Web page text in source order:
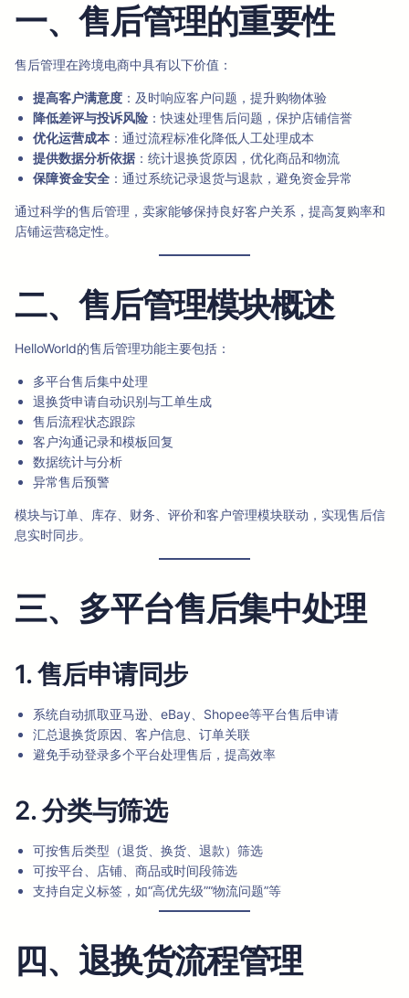
一、售后管理的重要性
售后管理在跨境电商中具有以下价值：
提高客户满意度 ：及时响应客户问题，提升购物体验
降低差评与投诉风险 ：快速处理售后问题，保护店铺信誉
优化运营成本 ：通过流程标准化降低人工处理成本
提供数据分析依据 ：统计退换货原因，优化商品和物流
保障资金安全 ：通过系统记录退货与退款，避免资金异常
通过科学的售后管理，卖家能够保持良好客户关系，提高复购率和
店铺运营稳定性。
二、售后管理模块概述
HelloWorld的售后管理功能主要包括：
多平台售后集中处理
退换货申请自动识别与工单生成
售后流程状态跟踪
客户沟通记录和模板回复
数据统计与分析
异常售后预警
模块与订单、库存、财务、评价和客户管理模块联动，实现售后信
息实时同步。
三、多平台售后集中处理
1. 售后申请同步
系统自动抓取亚马逊、eBay、Shopee等平台售后申请
汇总退换货原因、客户信息、订单关联
避免手动登录多个平台处理售后，提高效率
2. 分类与筛选
可按售后类型（退货、换货、退款）筛选
可按平台、店铺、商品或时间段筛选
支持自定义标签，如“高优先级”“物流问题”等
四、退换货流程管理